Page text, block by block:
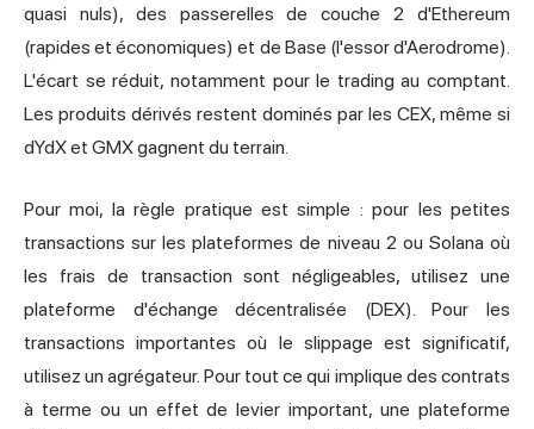
quasi nuls), des passerelles de couche 2 d'Ethereum
(rapides et économiques) et de Base (l'essor d'Aerodrome).
L'écart se réduit, notamment pour le trading au comptant
Les produits dérivés restent dominés par les CEX, même si
dYdX et GMX gagnent du terrain.
Pour moi, la règle pratique est simple : pour les petites
transactions sur les plateformes de niveau 2 ou Solana où
les frais de transaction sont négligeables, utilisez une
plateforme d'échange décentralisée (DEX). Pour les
transactions importantes où le slippage est significatif,
utilisez un agrégateur. Pour tout ce qui implique des contrats
à terme ou un effet de levier important, une plateforme